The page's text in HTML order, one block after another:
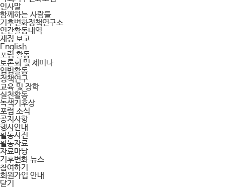
인사말
함께하는 사람들
기후변화정책연구소
연간활동내역
재정 보고
English
포럼 활동
토론회 및 세미나
입법활동
정책연구
교육 및 장학
실천활동
녹색기후상
포럼 소식
공지사항
행사안내
활동사진
활동자료
자료마당
기후변화 뉴스
참여하기
회원가입 안내
닫기